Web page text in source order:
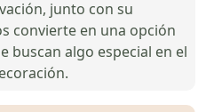
junto con su
convierte en una opción
buscan algo especial en el